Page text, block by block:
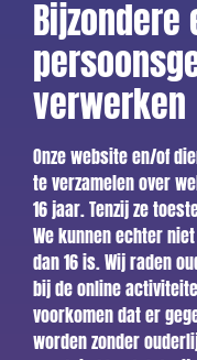
verwerken
Onze website en/of
te verzamelen over
16 jaar. Tenzij ze
We kunnen echter
dan 16 is. Wij raden
bij de online
voorkomen dat er
worden zonder